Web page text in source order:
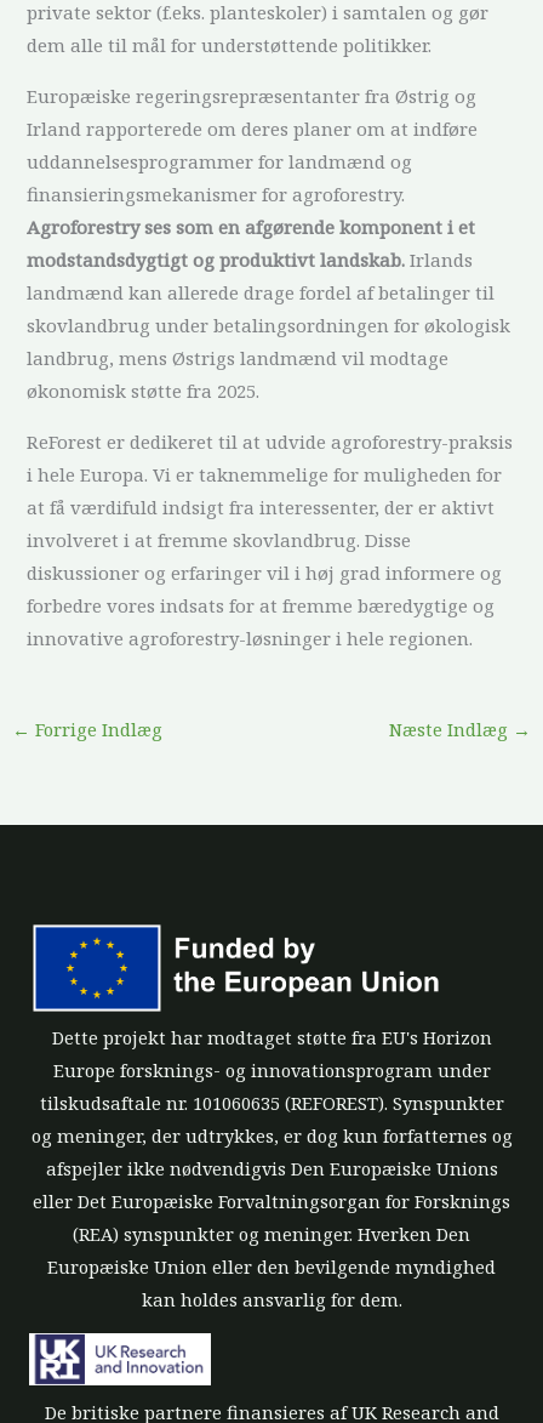
private sektor (f.eks. planteskoler) i samtalen og gør
dem alle til mål for understøttende politikker.
Europæiske regeringsrepræsentanter fra Østrig og
Irland rapporterede om deres planer om at indføre
uddannelsesprogrammer for landmænd og
finansieringsmekanismer for agroforestry.
Agroforestry ses som en afgørende komponent i et
modstandsdygtigt og produktivt landskab. Irlands
landmænd kan allerede drage fordel af betalinger til
skovlandbrug under betalingsordningen for økologisk
landbrug, mens Østrigs landmænd vil modtage
økonomisk støtte fra 2025.
ReForest er dedikeret til at udvide agroforestry-praksis
i hele Europa. Vi er taknemmelige for muligheden for
at få værdifuld indsigt fra interessenter, der er aktivt
involveret i at fremme skovlandbrug. Disse
diskussioner og erfaringer vil i høj grad informere og
forbedre vores indsats for at fremme bæredygtige og
innovative agroforestry-løsninger i hele regionen.
← Forrige Indlæg Næste Indlæg →
Dette projekt har modtaget støtte fra EU's Horizon
Europe forsknings- og innovationsprogram under
tilskudsaftale nr. 101060635 (REFOREST). Synspunkter
og meninger, der udtrykkes, er dog kun forfatternes og
afspejler ikke nødvendigvis Den Europæiske Unions
eller Det Europæiske Forvaltningsorgan for Forsknings
(REA) synspunkter og meninger. Hverken Den
Europæiske Union eller den bevilgende myndighed
kan holdes ansvarlig for dem.
De britiske partnere finansieres af UK Research and